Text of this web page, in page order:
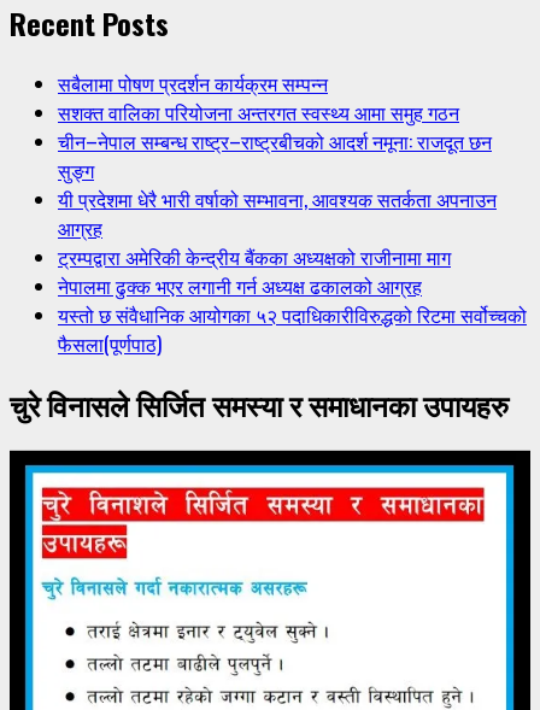
Recent Posts
सबैलामा पोषण प्रदर्शन कार्यक्रम सम्पन्न
सशक्त वालिका परियोजना अन्तरगत स्वस्थ्य आमा समुह गठन
चीन–नेपाल सम्बन्ध राष्ट्र–राष्ट्रबीचको आदर्श नमूना: राजदूत छन
सुङ्ग
यी प्रदेशमा धेरै भारी वर्षाको सम्भावना, आवश्यक सतर्कता अपनाउन
आग्रह
ट्रम्पद्वारा अमेरिकी केन्द्रीय बैंकका अध्यक्षको राजीनामा माग
नेपालमा ढुक्क भएर लगानी गर्न अध्यक्ष ढकालको आग्रह
यस्तो छ संवैधानिक आयोगका ५२ पदाधिकारीविरुद्धको रिटमा सर्वोच्चको
फैसला(पूर्णपाठ)
चुरे विनासले सिर्जित समस्या र समाधानका उपायहरु